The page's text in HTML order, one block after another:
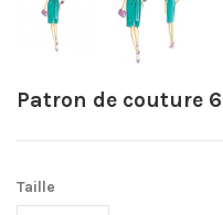
Patron de couture
Taille